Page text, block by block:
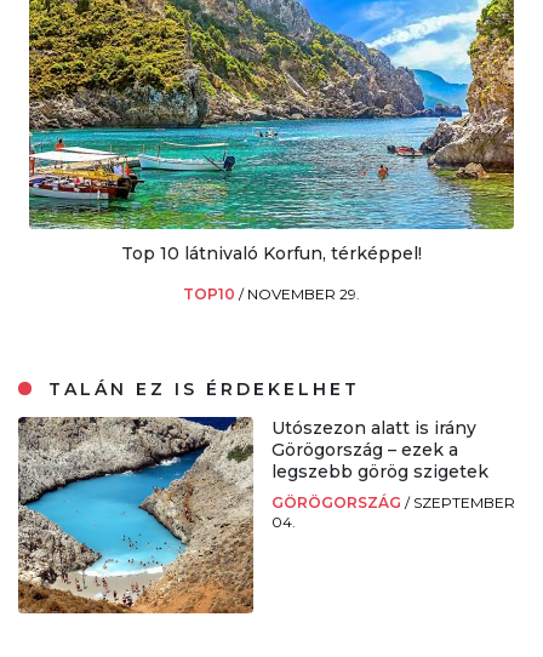
Top 10 látnivaló Korfun, térképpel!
TOP10 / NOVEMBER 29.
TALÁN EZ IS ÉRDEKELHET
Utószezon alatt is irány
Görögország – ezek a
legszebb görög szigetek
GÖRÖGORSZÁG / SZEPTEMBER
04.